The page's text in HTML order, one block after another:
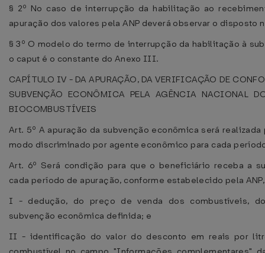
§ 2º No caso de interrupção da habilitação ao
apuração dos valores pela ANP deverá observar o disposto
§ 3º O modelo do termo de interrupção da habilitação à
o caput é o constante do Anexo III.
CAPÍTULO IV - DA APURAÇÃO, DA VERIFICAÇÃO DE
SUBVENÇÃO ECONÔMICA PELA AGÊNCIA NACIONAL
BIOCOMBUSTÍVEIS
Art. 5º A apuração da subvenção econômica será
modo discriminado por agente econômico para cada
Art. 6º Será condição para que o beneficiário receba a
cada período de apuração, conforme estabelecido pela
I - dedução, do preço de venda dos combustíveis,
subvenção econômica definida; e
II - identificação do valor do desconto em reais por